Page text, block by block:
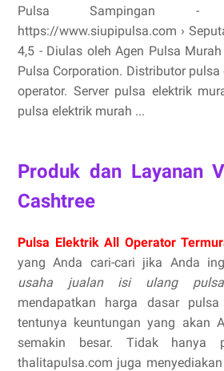
Pulsa Sampingan -
https://www.siupipulsa.com ›
4,5 - ‎Diulas oleh Agen Pulsa
Pulsa Corporation. Distributor
operator. Server pulsa elektrik
pulsa elektrik murah ...
Produk dan Layanan
Cashtree
Pulsa Elektrik All Operator
yang Anda cari-cari jika Anda
usaha jualan isi ulang
mendapatkan harga dasar
tentunya keuntungan yang akan
semakin besar. Tidak hanya
thalitapulsa.com juga